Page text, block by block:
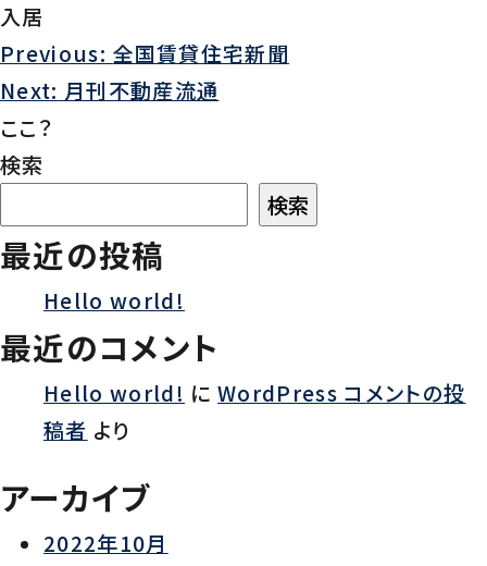
入居
投
稿
ナ
ビ
ゲ
ー
ン
Previous: 全国賃貸住宅新聞
Next: 月刊不動産流通
ここ？
検索
検索
最近の投稿
Hello world!
最近のコメント
Hello world! にWordPress コメントの投
稿者 より
アーカイブ
2022年10月